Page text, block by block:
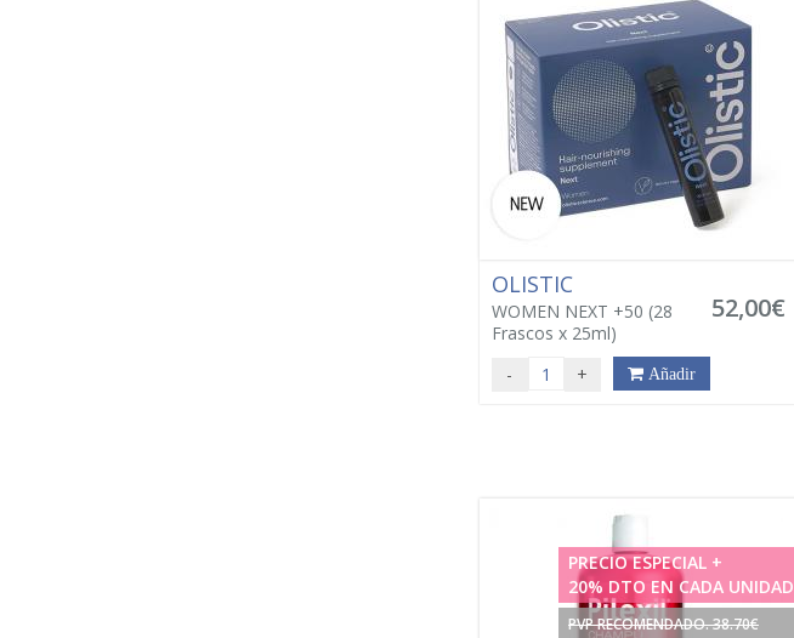
OLISTIC
WOMEN NEXT +50 (28
Frascos x 25ml)
52,00€
- + Añadir
PRECIO ESPECIAL +
20% DTO EN CADA UNIDAD
PVP RECOMENDADO. 38.70€